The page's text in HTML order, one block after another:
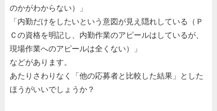
のかがわからない）」
「内勤だけをしたいという意図が見え隠れしている（Ｐ
Ｃの資格を明記し、内勤作業のアピールはしているが、
現場作業へのアピールは全くない）」
などがあります。
あたりさわりなく「他の応募者と比較した結果」とした
ほうがいいでしょうか？